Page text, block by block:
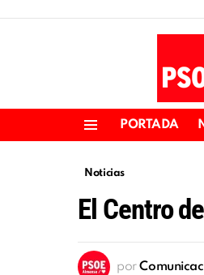
PORTADA
Noticias
El Centro
por